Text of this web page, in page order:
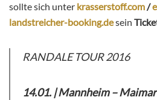
sollte sich unter krasserstoff.com/
landstreicher-booking.desein
RANDALE TOUR 2016
14.01. | Mannheim –